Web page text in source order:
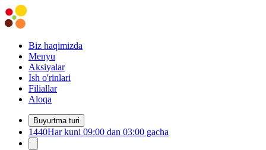
Biz haqimizda
Menyu
Aksiyalar
Ish o'rinlari
Filiallar
Aloqa
Buyurtma turi
1440Har kuni 09:00 dan 03:00 gacha